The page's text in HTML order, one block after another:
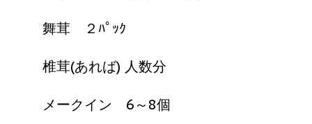
舞茸 ２ﾊﾟｯｸ
椎茸(あれば) 人数分
メークイン 6～8個